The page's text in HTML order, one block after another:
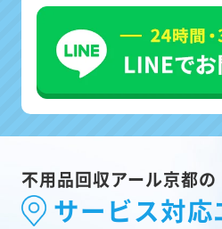
不用品回収アール京都の
サービス対応